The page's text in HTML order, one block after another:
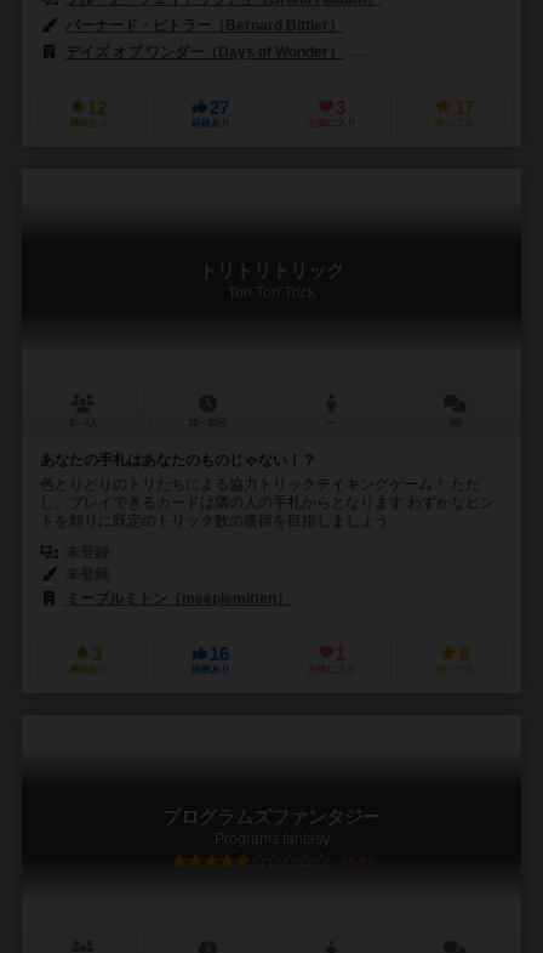
バーナード・ビトラー（Bernard Bittler）
デイズ オブ ワンダー（Days of Wonder）
12
興味あり
27
経験あり
3
お気に入り
17
持ってる
トリトリトリック
Tori Tori Trick
あなたの手札はあなたのものじゃない！？
色とりどりのトリたちによる協力トリックテイキングゲーム！ ただ
し、プレイできるカードは隣の人の手札からとなります わずかなヒン
トを頼りに既定のトリック数の獲得を目指しましょう
ミープルミトン（meeplemitten）
3
興味あり
16
経験あり
1
お気に入り
6
持ってる
プログラムズファンタジー
Programs fantasy
5.8